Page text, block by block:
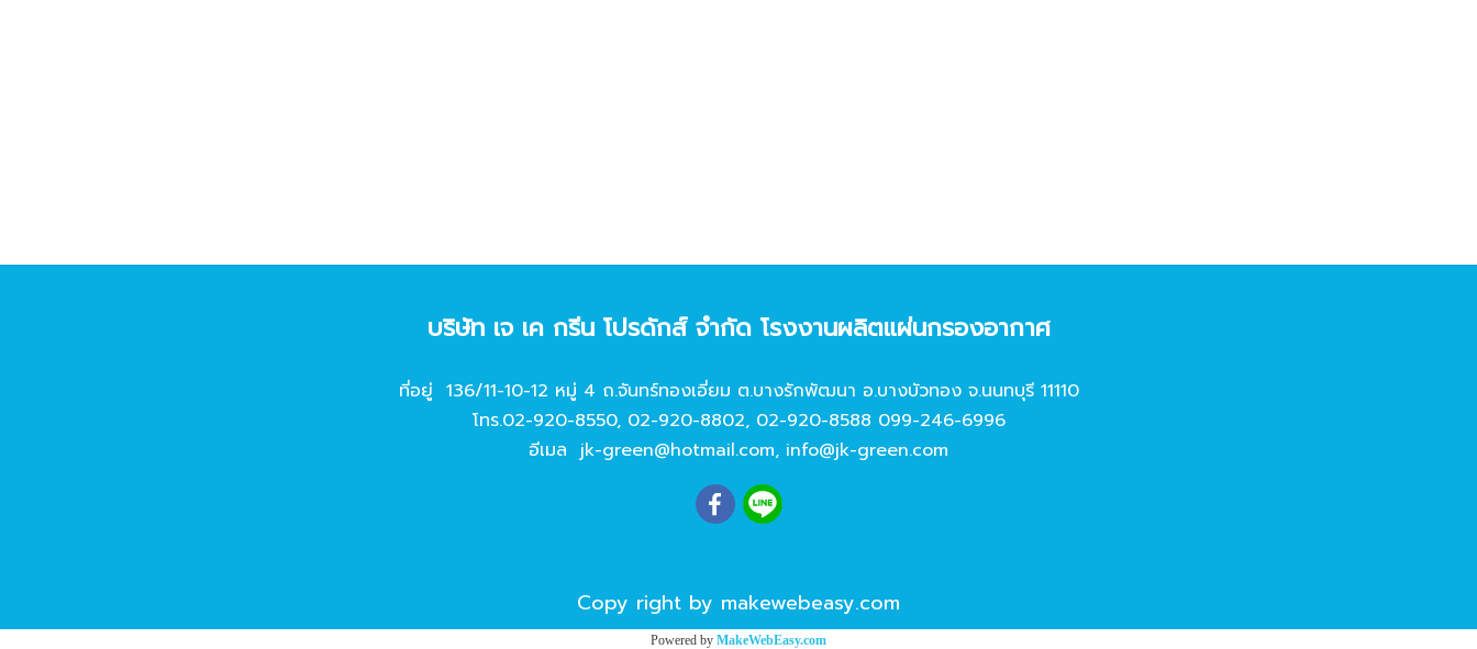
บริษัท เจ เค กรีน โปรดักส์ จํากัด โรงงานผลิตแผ่นกรองอากาศ
ที่อยู่ 136/11-10-12 หมู่ 4 ถ.จันทร์ทองเอี่ยม ต.บางรักพัฒนา อ.บางบัวทอง จ.นนทบุรี 11110
โทร.02-920-8550, 02-920-8802, 02-920-8588 099-246-6996
อีเมล jk-green@hotmail.com, info@jk-green.com
Copy right by makewebeasy.com
Powered by MakeWebEasy.com